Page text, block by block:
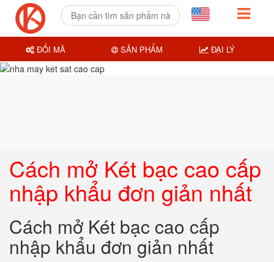
Cách mở Két bạc cao cấp
nhập khẩu đơn giản nhất
Cách mở Két bạc cao cấp
nhập khẩu đơn giản nhất
ĐỔI MÃ SẢN PHẨM ĐẠI LÝ